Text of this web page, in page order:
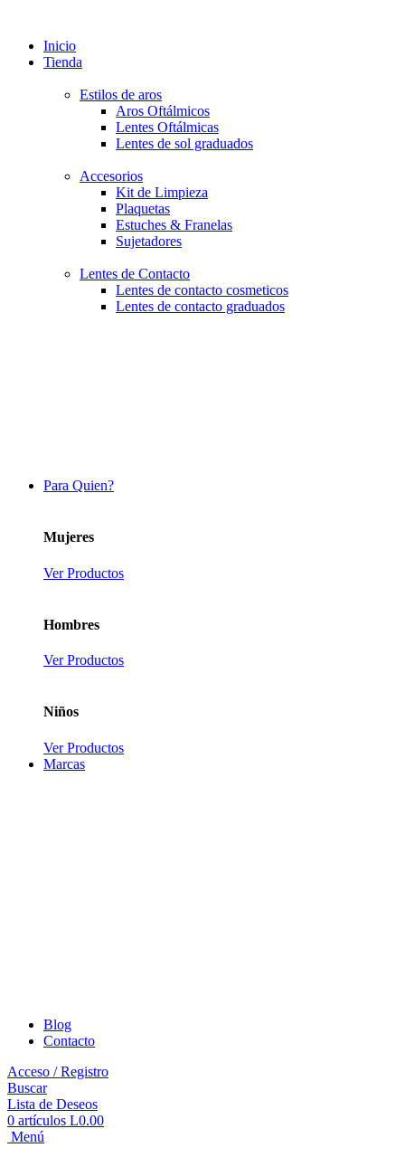
Inicio
Tienda
Estilos de aros
Aros Oftálmicos
Lentes Oftálmicas
Lentes de sol graduados
Accesorios
Kit de Limpieza
Plaquetas
Estuches & Franelas
Sujetadores
Lentes de Contacto
Lentes de contacto cosmeticos
Lentes de contacto graduados
Para Quien?
Mujeres
Ver Productos
Hombres
Ver Productos
Niños
Ver Productos
Marcas
Blog
Contacto
Acceso / Registro
Buscar
Lista de Deseos
0 artículos L0.00
Menú